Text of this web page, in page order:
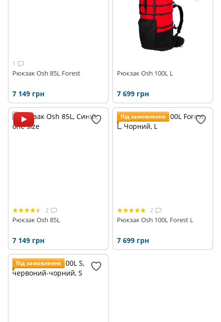
1
Рюкзак Osh 85L Forest
7 149 грн
Рюкзак Osh 100L L
7 699 грн
2
Рюкзак Osh 85L
7 149 грн
Під замовлення
2
Рюкзак Osh 100L Forest L
7 699 грн
Під замовлення